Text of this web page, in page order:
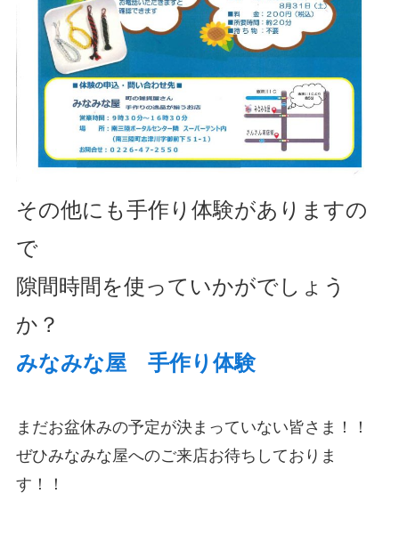
その他にも手作り体験がありますの
で
隙間時間を使っていかがでしょう
か？
みなみな屋 手作り体験
まだお盆休みの予定が決まっていない皆さま！！
ぜひみなみな屋へのご来店お待ちしておりま
す！！